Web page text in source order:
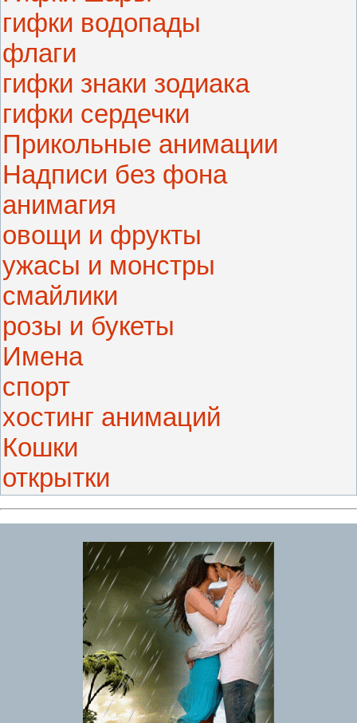
гифки водопады
флаги
гифки знаки зодиака
гифки сердечки
Прикольные анимации
Надписи без фона
анимагия
овощи и фрукты
ужасы и монстры
смайлики
розы и букеты
Имена
спорт
хостинг анимаций
Кошки
открытки